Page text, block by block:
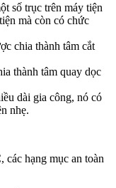
số trục trên máy tiện
mà còn có chức
chia thành tâm cắt
thành tâm quay dọc
dài gia công, nó có
nhẹ.
hạng mục an toàn